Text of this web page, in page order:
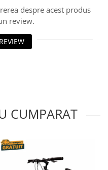
despre acest produs
review.
CUMPARAT